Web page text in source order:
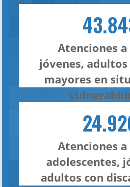
Atenciones
jóvenes,
mayores en
Atenciones
adolescentes,
adultos con